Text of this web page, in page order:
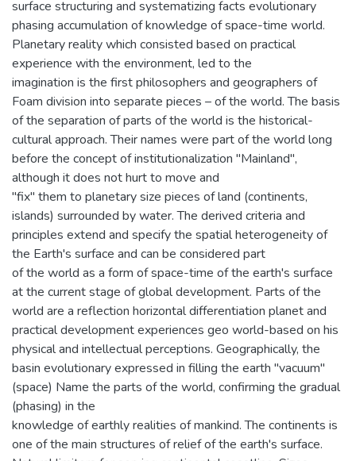
surface structuring and systematizing facts evolutionary
phasing accumulation of knowledge of space-time world.
Planetary reality which consisted based on practical
experience with the environment, led to the
imagination is the first philosophers and geographers of
Foam division into separate pieces – of the world. The basis
of the separation of parts of the world is the historical-
cultural approach. Their names were part of the world long
before the concept of institutionalization "Mainland",
although it does not hurt to move and
"fix" them to planetary size pieces of land (continents,
islands) surrounded by water. The derived criteria and
principles extend and specify the spatial heterogeneity of
the Earth's surface and can be considered part
of the world as a form of space-time of the earth's surface
at the current stage of global development. Parts of the
world are a reflection horizontal differentiation planet and
practical development experiences geo world-based on his
physical and intellectual perceptions. Geographically, the
basin evolutionary expressed in filling the earth "vacuum"
(space) Name the parts of the world, confirming the gradual
(phasing) in the
knowledge of earthly realities of mankind. The continents is
one of the main structures of relief of the earth's surface.